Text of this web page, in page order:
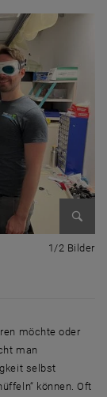
Bild
1/2 Bilder
möchte oder
man
selbst
können. Oft